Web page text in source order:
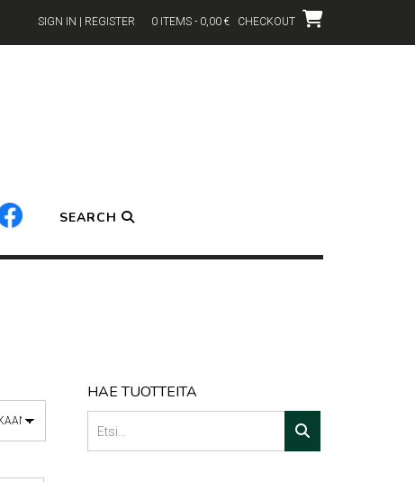
SIGN IN | REGISTER 0 ITEMS - 0,00 € CHECKOUT
SEARCH
HAE TUOTTEITA